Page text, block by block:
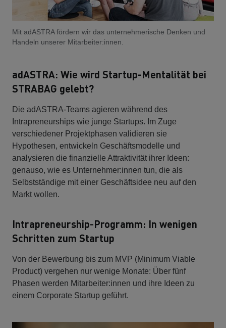
Mit adASTRA fördern wir das unternehmerische Denken und
Handeln unserer Mitarbeiter:innen.
adASTRA: Wie wird Startup-Mentalität bei
STRABAG gelebt?
Die adASTRA-Teams agieren während des
Intrapreneurships wie junge Startups. Im Zuge
verschiedener Projektphasen validieren sie
Hypothesen, entwickeln Geschäftsmodelle und
analysieren die finanzielle Attraktivität ihrer Ideen:
genauso, wie es Unternehmer:innen tun, die als
Selbstständige mit einer Geschäftsidee neu auf den
Markt wollen.
Intrapreneurship-Programm: In wenigen
Schritten zum Startup
Von der Bewerbung bis zum MVP (Minimum Viable
Product) vergehen nur wenige Monate: Über fünf
Phasen werden Mitarbeiter:innen und ihre Ideen zu
einem Corporate Startup geführt.